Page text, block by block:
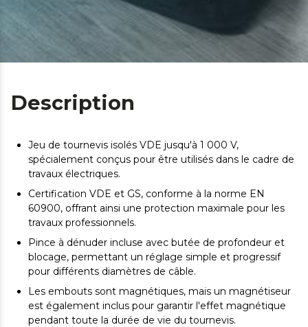
Description
Jeu de tournevis isolés VDE jusqu'à 1 000 V,
spécialement conçus pour être utilisés dans le cadre de
travaux électriques.
Certification VDE et GS, conforme à la norme EN
60900, offrant ainsi une protection maximale pour les
travaux professionnels.
Pince à dénuder incluse avec butée de profondeur et
blocage, permettant un réglage simple et progressif
pour différents diamètres de câble.
Les embouts sont magnétiques, mais un magnétiseur
est également inclus pour garantir l'effet magnétique
pendant toute la durée de vie du tournevis.